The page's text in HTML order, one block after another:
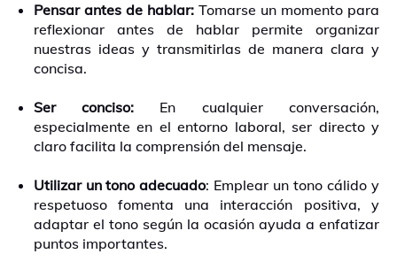
Pensar antes de hablar:Tomarse un momento para
reflexionar antes de hablar permite organizar
nuestras ideas y transmitirlas de manera clara y
concisa.
Ser conciso:En cualquier conversación,
especialmente en el entorno laboral, ser directo y
claro facilita la comprensión del mensaje.
Utilizar un tono adecuado: Emplear un tono cálido y
respetuoso fomenta una interacción positiva, y
adaptar el tono según la ocasión ayuda a enfatizar
puntos importantes.